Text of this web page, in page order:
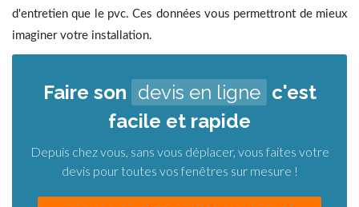
d'entretien que le pvc. Ces données vous permettront de mieux
imaginer votre installation.